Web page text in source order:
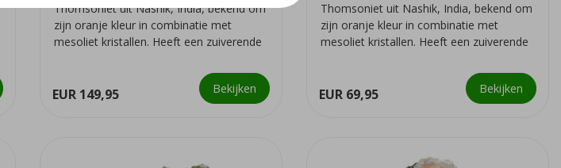
Thomsoniet uit Nashik, India, bekend om
zijn oranje kleur in combinatie met
mesoliet kristallen. Heeft een zuiverende
EUR 149,95 Bekijken
Thomsoniet uit Nashik, India, bekend om
zijn oranje kleur in combinatie met
mesoliet kristallen. Heeft een zuiverende
EUR 69,95 Bekijken